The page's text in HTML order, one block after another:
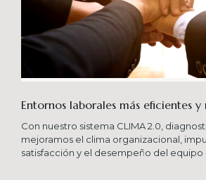
Entornos laborales más eficientes
Con nuestro sistema CLIMA 2.0,
mejoramos el clima organizacional,
satisfacción y el desempeño del equipo